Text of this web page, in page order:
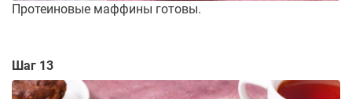
Протеиновые маффины готовы.
Шаг 13